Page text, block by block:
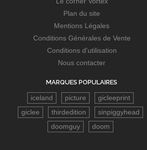
Plan du site
Mentions Légales
Conditions Générales de Vente
Conditions d'utilisation
Nous contacter
MARQUES POPULAIRES
iceland picture
gicleeprint
giclee
thirdedition
sinpiggyhead
doomguy
doom